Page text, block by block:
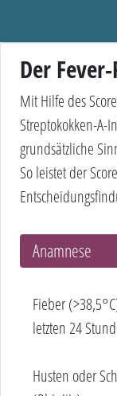
Der
Mit Hilfe des
Streptokokken-A-
grundsätzliche
So leistet der
Anamnese
Fieber
letzten 24
Husten oder